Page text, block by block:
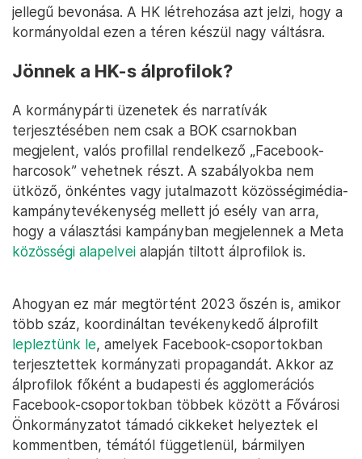
jellegű bevonása. A HK létrehozása azt jelzi, hogy a
kormányoldal ezen a téren készül nagy váltásra.
Jönnek a HK-s álprofilok?
A kormánypárti üzenetek és narratívák
terjesztésében nem csak a BOK csarnokban
megjelent, valós profillal rendelkező „Facebook-
harcosok” vehetnek részt. A szabályokba nem
ütköző, önkéntes vagy jutalmazott közösségimédia-
kampánytevékenység mellett jó esély van arra,
hogy a választási kampányban megjelennek a Meta
közösségi alapelvei alapján tiltott álprofilok is.
Ahogyan ez már megtörtént 2023 őszén is, amikor
több száz, koordináltan tevékenykedő álprofilt
lepleztünk le, amelyek Facebook-csoportokban
terjesztettek kormányzati propagandát. Akkor az
álprofilok főként a budapesti és agglomerációs
Facebook-csoportokban többek között a Fővárosi
Önkormányzatot támadó cikkeket helyeztek el
kommentben, témától függetlenül, bármilyen